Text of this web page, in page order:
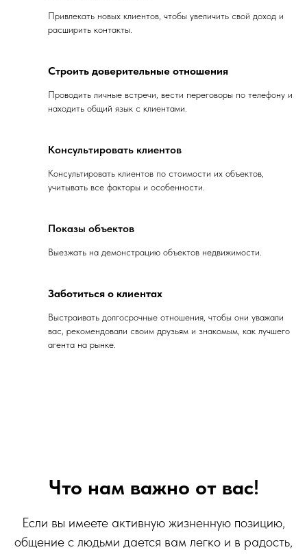
Привлекать новых клиентов, чтобы увеличить свой доход и
расширить контакты.
Строить доверительные отношения
Проводить личные встречи, вести переговоры по телефону и
находить общий язык с клиентами.
Консультировать клиентов
Консультировать клиентов по стоимости их объектов,
учитывать все факторы и особенности.
Показы объектов
Выезжать на демонстрацию объектов недвижимости.
Заботиться о клиентах
Выстраивать долгосрочные отношения, чтобы они уважали
вас, рекомендовали своим друзьям и знакомым, как лучшего
агента на рынке.
Что нам важно от вас!
Если вы имеете активную жизненную позицию,
общение с людьми дается вам легко и в радость,